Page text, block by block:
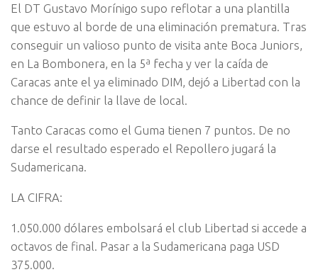
El DT Gustavo Morínigo supo reflotar a una plantilla
que estuvo al borde de una eliminación prematura. Tras
conseguir un valioso punto de visita ante Boca Juniors,
en La Bombonera, en la 5ª fecha y ver la caída de
Caracas ante el ya eliminado DIM, dejó a Libertad con la
chance de definir la llave de local.
Tanto Caracas como el Guma tienen 7 puntos. De no
darse el resultado esperado el Repollero jugará la
Sudamericana.
LA CIFRA:
1.050.000 dólares embolsará el club Libertad si accede a
octavos de final. Pasar a la Sudamericana paga USD
375.000.